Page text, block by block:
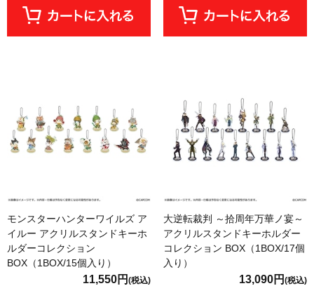
モンスターハンターワイルズ ア
イルー アクリルスタンドキーホ
ルダーコレクション
BOX（1BOX/15個入り）
11,550円 (税込)
大逆転裁判 ～拾周年万華ノ宴～
アクリルスタンドキーホルダー
コレクション BOX（1BOX/17個
入り）
13,090円 (税込)